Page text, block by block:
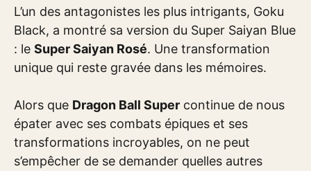
L’un des antagonistes les plus intrigants, Goku
Black, a montré sa version du Super Saiyan Blue
: le Super Saiyan Rosé. Une transformation
unique qui reste gravée dans les mémoires.
Alors que Dragon Ball Super continue de nous
épater avec ses combats épiques et ses
transformations incroyables, on ne peut
s’empêcher de se demander quelles autres